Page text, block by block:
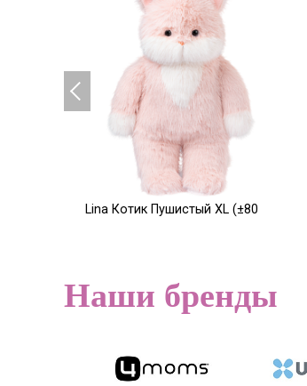
Lina Котик Пушистый XL (±80
Наши бренды